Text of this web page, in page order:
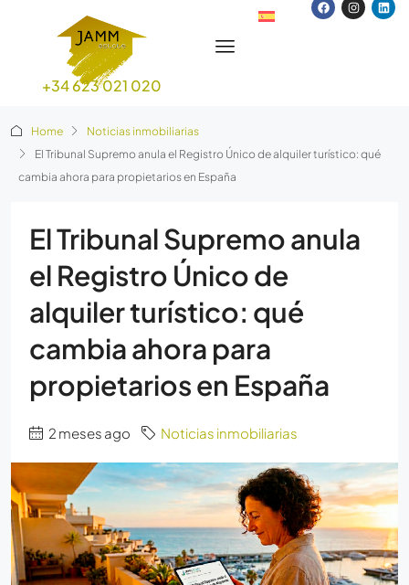
+34 623 021 020
Home
Noticias inmobiliarias
El Tribunal Supremo anula el Registro Único de alquiler turístico: qué
cambia ahora para propietarios en España
El Tribunal Supremo anula
el Registro Único de
alquiler turístico: qué
cambia ahora para
propietarios en España
2 meses ago Noticias inmobiliarias